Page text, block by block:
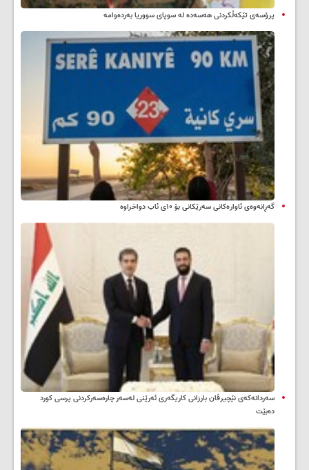
پرۆسەی تێکەڵکردنی هەسەدە لە سوپای سووریا بەردەوامە
گەڕانەوەی ئاوارەکانی سەرێکانی بۆ ۱۰ی ئاب دواخراوە
سه‌ردانه‌کەی نێچیرڤان بارزانی كاریگه‌ری ئه‌رێنی له‌سه‌ر چاره‌سه‌ركردنی پرسی كورد
ده‌بێت